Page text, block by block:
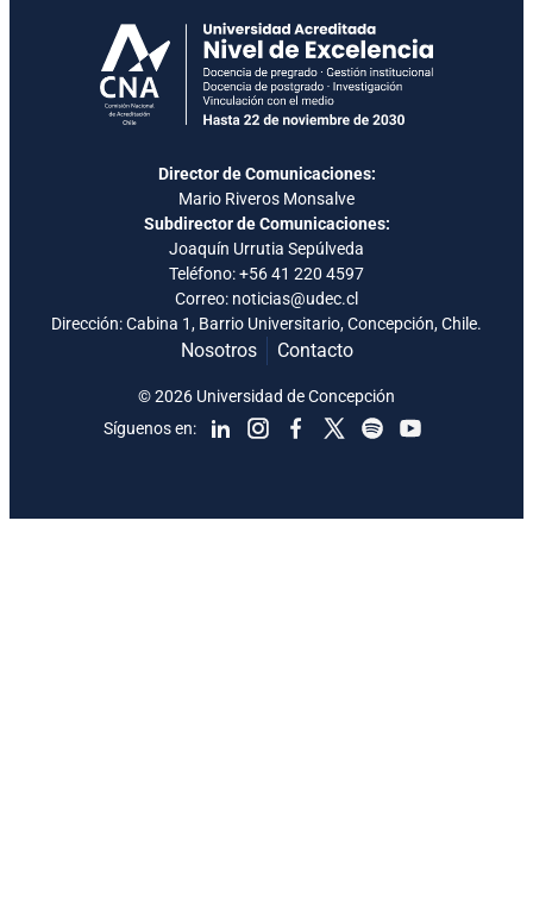
Director de Comunicaciones:
Mario Riveros Monsalve
Subdirector de Comunicaciones:
Joaquín Urrutia Sepúlveda
Teléfono:+56 41 220 4597
Correo: noticias@udec.cl
Dirección: Cabina 1, Barrio Universitario, Concepción, Chile.
Nosotros Contacto
Síguenos en:
© 2026 Universidad de Concepción